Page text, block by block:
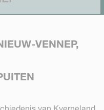
VENNEP,